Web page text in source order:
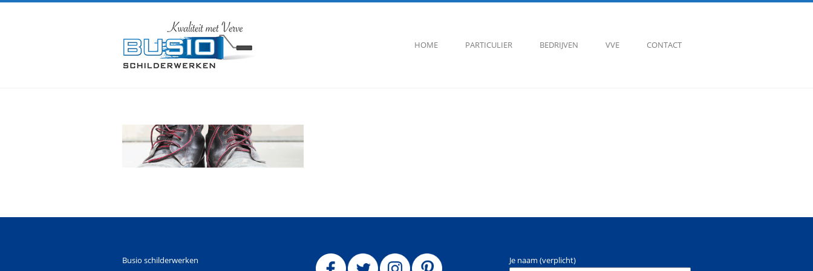
HOME PARTICULIER BEDRIJVEN VVE CONTACT
Busio schilderwerken
Je naam (verplicht)